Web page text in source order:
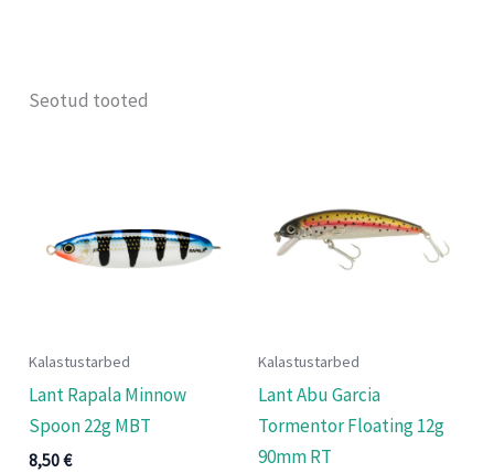
Seotud tooted
Kalastustarbed
Lant Rapala Minnow
Spoon 22g MBT
8,50€
Kalastustarbed
Lant Abu Garcia
Tormentor Floating 12g
90mm RT